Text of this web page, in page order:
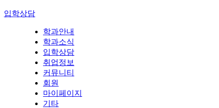
입학상담
학과안내
학과소식
입학상담
취업정보
커뮤니티
회원
마이페이지
기타